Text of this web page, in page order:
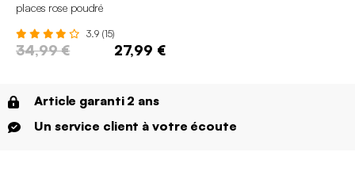
places rose poudré
3.9 (15)
34,99 € 27,99 €
Article garanti 2 ans
Un service client à votre écoute